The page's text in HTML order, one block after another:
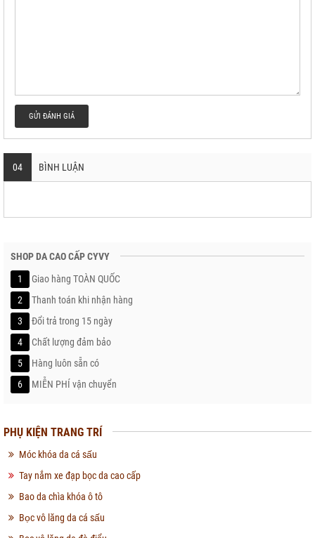
GỬI ĐÁNH GIÁ
04 BÌNH LUẬN
SHOP DA CAO CẤP CYVY
1
Giao hàng TOÀN QUỐC
2
Thanh toán khi nhận hàng
3
Đổi trả trong 15 ngày
4
Chất lượng đảm bảo
5
Hàng luôn sẵn có
6
MIỄN PHÍ vận chuyển
PHỤ KIỆN TRANG TRÍ
Móc khóa da cá sấu
Tay nắm xe đạp bọc da cao cấp
Bao da chìa khóa ô tô
Bọc vô lăng da cá sấu